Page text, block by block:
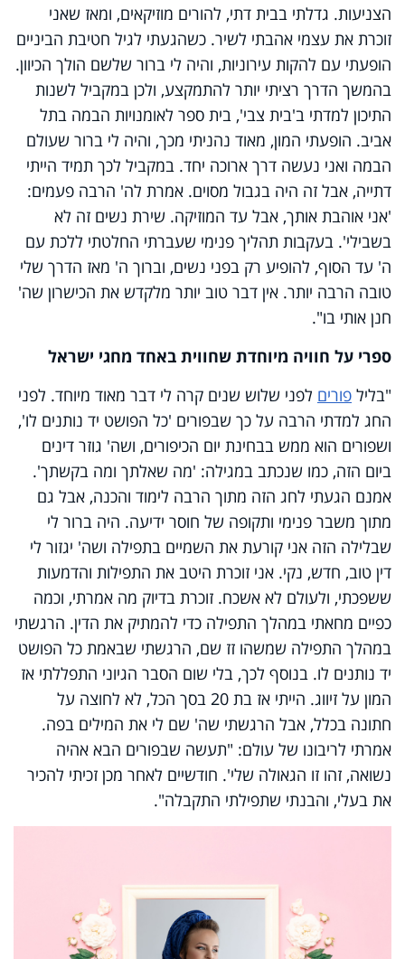
הצניעות. גדלתי בבית דתי, להורים מוזיקאים, ומאז שאני
זוכרת את עצמי אהבתי לשיר. כשהגעתי לגיל חטיבת הביניים
הופעתי עם להקות עירוניות, והיה לי ברור שלשם הולך הכיוון.
בהמשך הדרך רציתי יותר להתמקצע, ולכן במקביל לשנות
התיכון למדתי ב'בית צבי', בית ספר לאומנויות הבמה בתל
אביב. הופעתי המון, מאוד נהניתי מכך, והיה לי ברור שעולם
הבמה ואני נעשה דרך ארוכה יחד. במקביל לכך תמיד הייתי
דתייה, אבל זה היה בגבול מסוים. אמרת לה' הרבה פעמים:
'אני אוהבת אותך, אבל עד המוזיקה. שירת נשים זה לא
בשבילי'. בעקבות תהליך פנימי שעברתי החלטתי ללכת עם
ה' עד הסוף, להופיע רק בפני נשים, וברוך ה' מאז הדרך שלי
טובה הרבה יותר. אין דבר טוב יותר מלקדש את הכישרון שה'
חנן אותי בו".
ספרי על חוויה מיוחדת שחווית באחד מחגי ישראל
"בליל פורים לפני שלוש שנים קרה לי דבר מאוד מיוחד. לפני
החג למדתי הרבה על כך שבפורים 'כל הפושט יד נותנים לו',
ושפורים הוא ממש בבחינת יום הכיפורים, ושה' גוזר דינים
ביום הזה, כמו שנכתב במגילה: 'מה שאלתך ומה בקשתך'.
אמנם הגעתי לחג הזה מתוך הרבה לימוד והכנה, אבל גם
מתוך משבר פנימי ותקופה של חוסר ידיעה. היה ברור לי
שבלילה הזה אני קורעת את השמיים בתפילה ושה' יגזור לי
דין טוב, חדש, נקי. אני זוכרת היטב את התפילות והדמעות
ששפכתי, ולעולם לא אשכח. זוכרת בדיוק מה אמרתי, וכמה
כפיים מחאתי במהלך התפילה כדי להמתיק את הדין. הרגשתי
במהלך התפילה שמשהו זז שם, הרגשתי שבאמת כל הפושט
יד נותנים לו. בנוסף לכך, בלי שום הסבר הגיוני התפללתי אז
המון על זיווג. הייתי אז בת 20 בסך הכל, לא לחוצה על
חתונה בכלל, אבל הרגשתי שה' שם לי את המילים בפה.
אמרתי לריבונו של עולם: "תעשה שבפורים הבא אהיה
נשואה, זהו זו הגאולה שלי'. חודשיים לאחר מכן זכיתי להכיר
את בעלי, והבנתי שתפילתי התקבלה".